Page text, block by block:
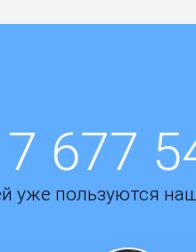
7 677
уже пользуются